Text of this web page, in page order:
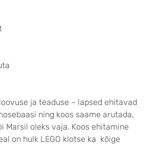
ja teaduse – lapsed ehitavad
ning koos saame arutada,
Marsil oleks vaja. Koos ehitamine
on hulk LEGO klotse ka kõige